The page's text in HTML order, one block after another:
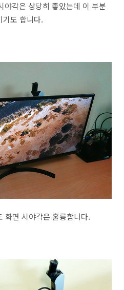
각은 상당히 좋았는데 이 부분
기도 합니다.
화면 시야각은 훌륭합니다.